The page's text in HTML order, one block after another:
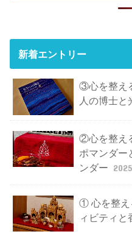
新着エントリー
③心を整え
人の博士と
②心を整え
ポマンダー
ンダー
① 心を整え
ィビティと